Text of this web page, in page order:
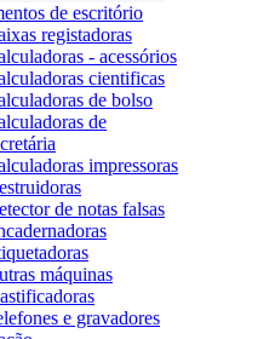
de escritório
registadoras
- acessórios
cientificas
de bolso
de
impressoras
de notas falsas
máquinas
e gravadores